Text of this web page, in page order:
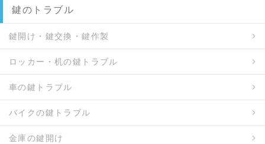
鍵のトラブル
鍵開け・鍵交換・鍵作製
ロッカー・机の鍵トラブル
車の鍵トラブル
バイクの鍵トラブル
金庫の鍵開け